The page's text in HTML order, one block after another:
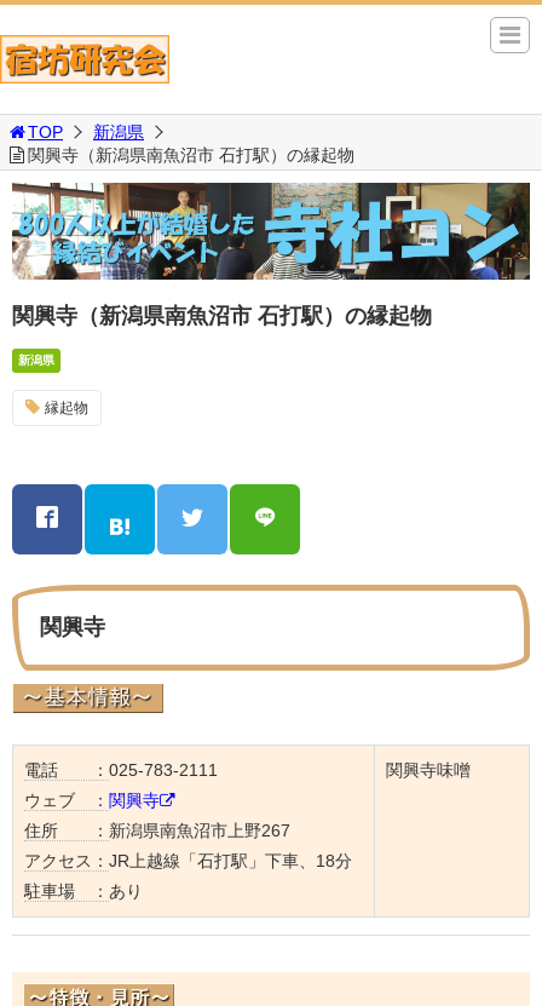
TOP
新潟県
関興寺（新潟県南魚沼市 石打駅）の縁起物
関興寺（新潟県南魚沼市 石打駅）の縁起物
新潟県
縁起物
関興寺
電話 ： 025-783-2111
ウェブ ： 関興寺
住所 ： 新潟県南魚沼市上野267
アクセス： JR上越線「石打駅」下車、18分
駐車場 ： あり
関興寺味噌